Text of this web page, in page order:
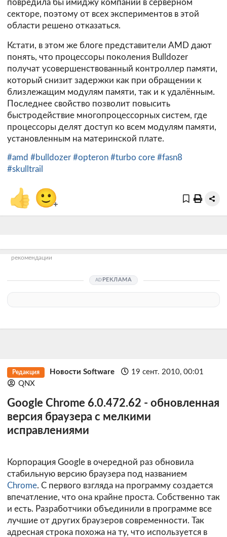
повредила бы имиджу компании в серверном
секторе, поэтому от всех экспериментов в этой
области решено отказаться.
Кстати, в этом же блоге представители AMD дают
понять, что процессоры поколения Bulldozer
получат усовершенствованный контроллер памяти,
который снизит задержки как при обращении к
близлежащим модулям памяти, так и к удалённым.
Последнее свойство позволит повысить
быстродействие многопроцессорных систем, где
процессоры делят доступ ко всем модулям памяти,
установленным на материнской плате.
#amd #bulldozer #opteron #turbo core #fasn8
#skulltrail
👍 🙂+
рекомендации
РЕКЛАМА
Редакция Новости Software
19 сент. 2010, 00:01
QNX
Google Chrome 6.0.472.62 - обновленная
версия браузера с мелкими
исправлениями
Корпорация Google в очередной раз обновила
стабильную версию браузера под названием
Chrome. С первого взгляда на программу создается
впечатление, что она крайне проста. Собственно так
и есть. Разработчики объединили в программе все
лучшие от других браузеров современности. Так
адресная строка похожа на ту, что используется в